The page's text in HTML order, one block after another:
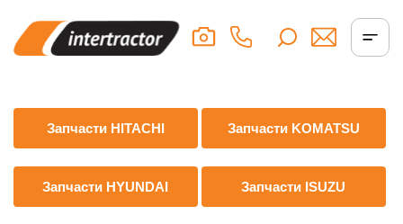
Запчасти HITACHI Запчасти KOMATSU
Запчасти HYUNDAI Запчасти ISUZU